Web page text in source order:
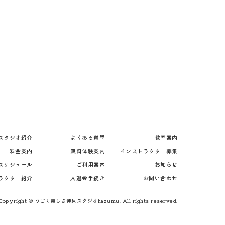
タジオ紹介
料金案内
ケジュール
クター紹介
よくある質問
無料体験案内
ご利用案内
入退会手続き
教室案内
インストラクター募集
お知らせ
お問い合わせ
© うごく楽しさ発見スタジオhazumu. All rights reserved.